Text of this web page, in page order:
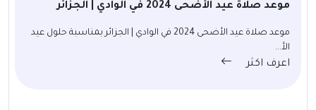
موعد صلاة عيد الأضحى 2024 في الوادي | الجزائر
موعد صلاة عيد الأضحى 2024 في الوادي | الجزائر بمناسبة حلول عيد
الأ...
اعرف اكثر